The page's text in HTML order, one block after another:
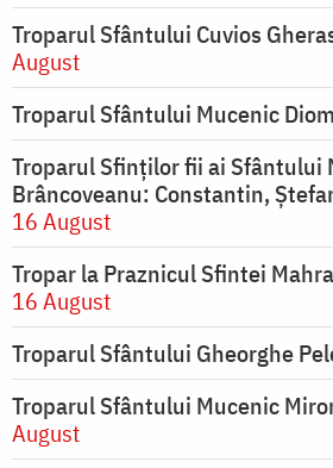
Troparul Sfântului Cuvios
August
Troparul Sfântului Mucenic
Troparul Sfinților fii ai Sfântului
Brâncoveanu: Constantin,
16 August
Tropar la Praznicul Sfintei
16 August
Troparul Sfântului Gheorghe
Troparul Sfântului Mucenic
August